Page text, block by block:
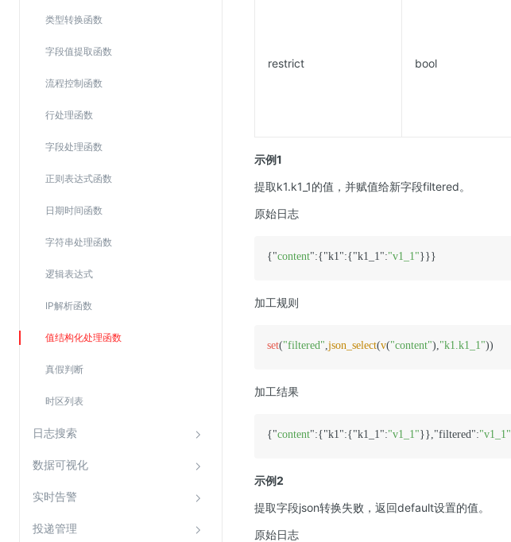
类型转换函数
字段值提取函数
流程控制函数
行处理函数
字段处理函数
正则表达式函数
日期时间函数
字符串处理函数
逻辑表达式
IP解析函数
值结构化处理函数
真假判断
时区列表
日志搜索
数据可视化
实时告警
投递管理
密钥管理服务
SSL证书管理
合规性
restrict bool
示例1
提取k1.k1_1的值，并赋值给新字段filtered。
原始日志
{"content":{"k1":{"k1_1":"v1_1"
加工规则
set("filtered",json_select(v("content"),"k1.k1_1"
加工结果
{"content":{"k1":{"k1_1":"v1_1"}},"filtered":"v1_1"
示例2
提取字段json转换失败，返回default设置的值。
原始日志